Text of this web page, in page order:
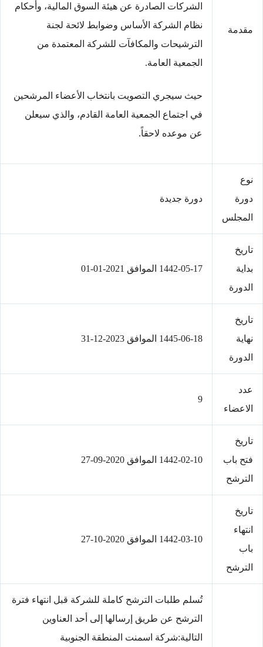
مقدمة
الشركات الصادرة عن هيئة السوق المالية، وأحكام
نظام الشركة الأساس وضوابط لائحة لجنة
الترشيحات والمكافآت للشركة المعتمدة من
الجمعية العامة.
حيث سيجري التصويت بانتخاب الأعضاء المرشحين
في اجتماع الجمعية العامة القادم، والذي سيعلن
عن موعده لاحقاً.
نوع
دورة
المجلس
دورة جديدة
تاريخ
بداية
الدورة
1442-05-17 الموافق 2021-01-01
تاريخ
نهاية
الدورة
1445-06-18 الموافق 2023-12-31
عدد
الاعضاء
9
تاريخ
فتح باب
الترشح
1442-02-10 الموافق 2020-09-27
تاريخ
انتهاء
باب
الترشح
1442-03-10 الموافق 2020-10-27
تُسلم طلبات الترشح كاملة للشركة قبل انتهاء فترة
الترشح عن طريق إرسالها إلى أحد العناوين
التالية:شركة اسمنت المنطقة الجنوبية